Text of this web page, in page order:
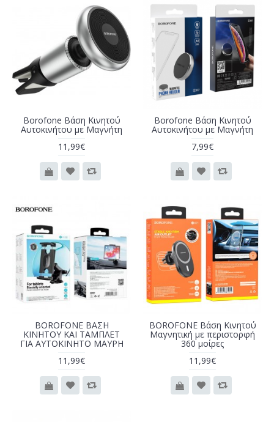
Borofone Βάση Κινητού
Αυτοκινήτου με Μαγνήτη
11,99€
Borofone Βάση Κινητού
Αυτοκινήτου με Μαγνήτη
7,99€
BOROFONE ΒΑΣΗ
ΚΙΝΗΤΟΥ ΚΑΙ ΤΑΜΠΛΕΤ
ΓΙΑ ΑΥΤΟΚΙΝΗΤΟ ΜΑΥΡΗ
11,99€
BOROFONE Βάση Κινητού
Μαγνητική με περιστορφή
360 μοίρες
11,99€